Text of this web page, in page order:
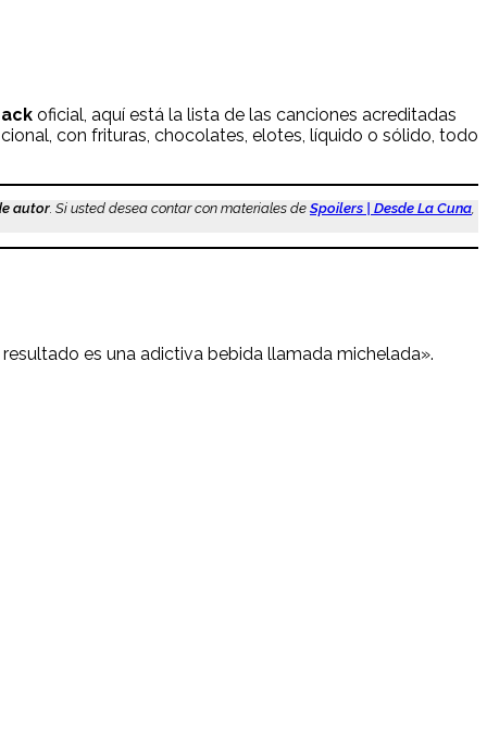
oficial, aquí está la lista de las canciones acreditadas
con frituras, chocolates, elotes, líquido o sólido, todo
autor . Si usted desea contar con materiales de Spoilers | Desde La Cuna
es una adictiva bebida llamada michelada».